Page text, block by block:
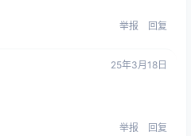
举报 回复
25年3月18日
举报 回复